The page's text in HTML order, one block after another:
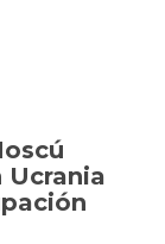
Ucrania